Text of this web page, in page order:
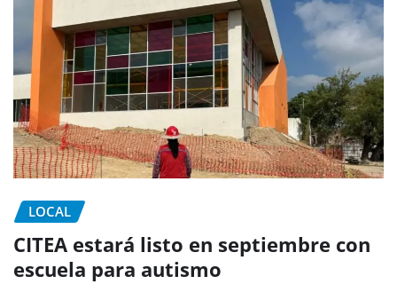
LOCAL
CITEA estará listo en septiembre con
escuela para autismo